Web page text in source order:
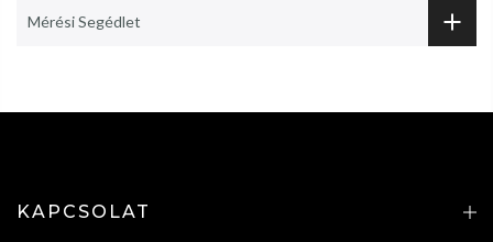
Mérési Segédlet
KAPCSOLAT